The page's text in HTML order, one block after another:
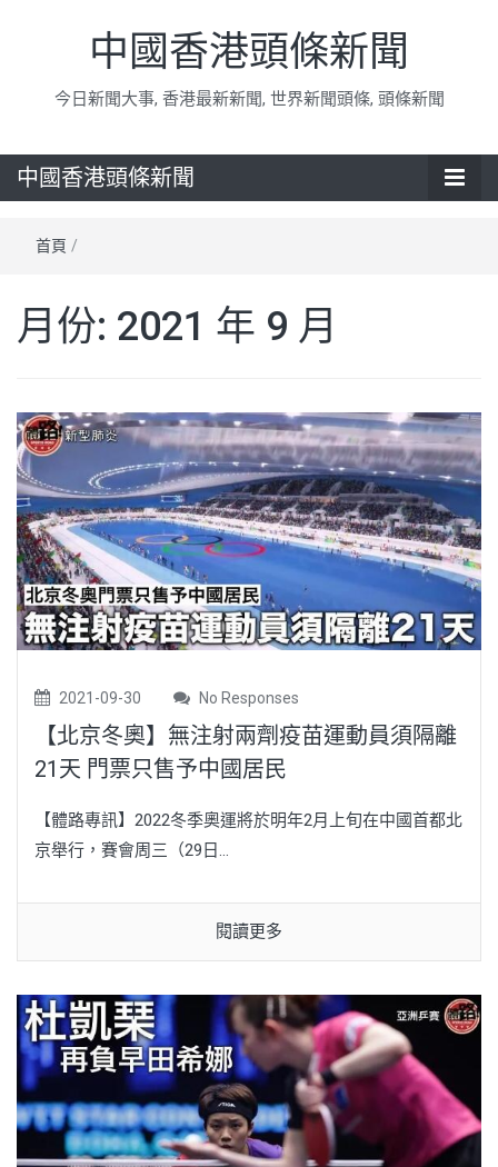
中國香港頭條新聞
今日新聞大事, 香港最新新聞, 世界新聞頭條, 頭條新聞
中國香港頭條新聞
首頁 /
月份: 2021 年 9 月
2021-09-30 No Responses
【北京冬奧】無注射兩劑疫苗運動員須隔離
21天 門票只售予中國居民
【體路專訊】2022冬季奧運將於明年2月上旬在中國首都北
京舉行，賽會周三（29日...
閱讀更多